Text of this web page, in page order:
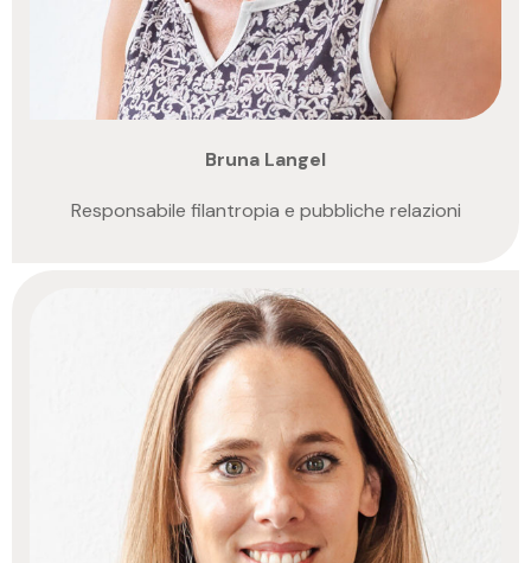
Bruna Langel
Responsabile filantropia e pubbliche relazioni